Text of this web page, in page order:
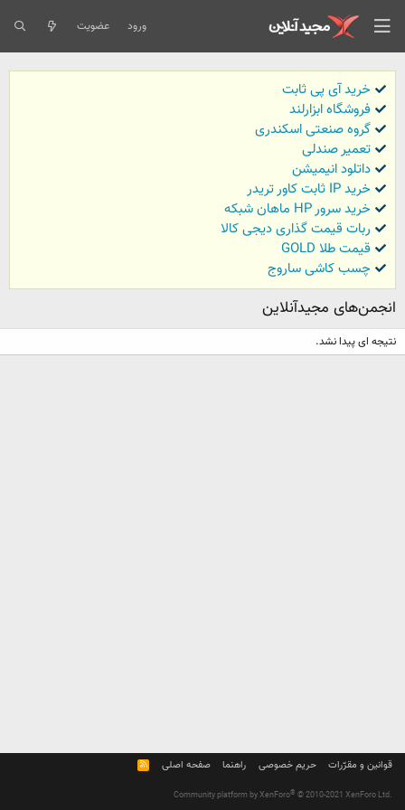
ورود عضویت
خرید آی پی ثابت
فروشگاه ابزارلند
گروه صنعتی اسکندری
تعمیر صندلی
داتلود انیمیشن
خرید IP ثابت کاور تریدر
خرید سرور HP ماهان شبکه
ربات قیمت گذاری دیجی کالا
قیمت طلا GOLD
چسب کاشی ساروج
انجمن‌های مجیدآنلاین
نتیجه ای پیدا نشد.
قوانین و مقرّرات حریم خصوصی راهنما صفحه اصلی
R
S
Community platform by XenForo® © 2010-2021 XenForo Ltd.